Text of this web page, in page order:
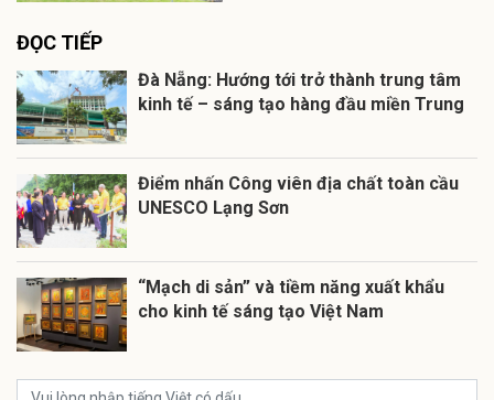
ĐỌC TIẾP
Đà Nẵng: Hướng tới trở thành trung tâm
kinh tế – sáng tạo hàng đầu miền Trung
Điểm nhấn Công viên địa chất toàn cầu
UNESCO Lạng Sơn
“Mạch di sản” và tiềm năng xuất khẩu
cho kinh tế sáng tạo Việt Nam